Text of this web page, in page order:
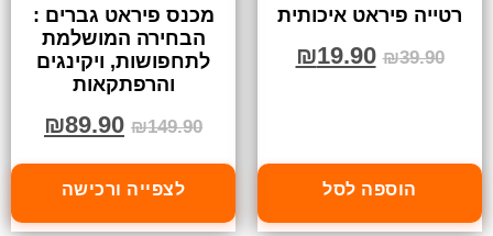
רטייה פיראט איכותית
₪39.90
₪19.90
הוספה לסל
מכנס פיראט גברים :
הבחירה המושלמת
לתחפושות, ויקינגים
והרפתקאות
₪149.90
₪89.90
לצפייה ורכישה